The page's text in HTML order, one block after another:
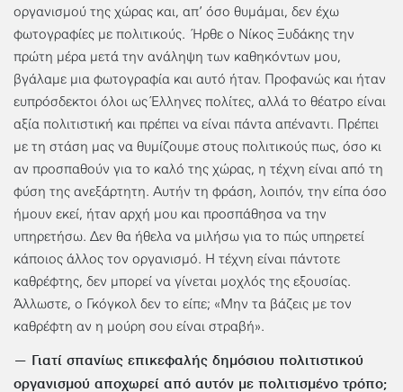
οργανισμού της χώρας και, απ’ όσο θυμάμαι, δεν έχω
φωτογραφίες με πολιτικούς. Ήρθε ο Νίκος Ξυδάκης την
πρώτη μέρα μετά την ανάληψη των καθηκόντων μου,
βγάλαμε μια φωτογραφία και αυτό ήταν. Προφανώς και ήταν
ευπρόσδεκτοι όλοι ως Έλληνες πολίτες, αλλά το θέατρο είναι
αξία πολιτιστική και πρέπει να είναι πάντα απέναντι. Πρέπει
με τη στάση μας να θυμίζουμε στους πολιτικούς πως, όσο κι
αν προσπαθούν για το καλό της χώρας, η τέχνη είναι από τη
φύση της ανεξάρτητη. Αυτήν τη φράση, λοιπόν, την είπα όσο
ήμουν εκεί, ήταν αρχή μου και προσπάθησα να την
υπηρετήσω. Δεν θα ήθελα να μιλήσω για το πώς υπηρετεί
κάποιος άλλος τον οργανισμό. Η τέχνη είναι πάντοτε
καθρέφτης, δεν μπορεί να γίνεται μοχλός της εξουσίας.
Άλλωστε, ο Γκόγκολ δεν το είπε; «Μην τα βάζεις με τον
καθρέφτη αν η μούρη σου είναι στραβή».
— Γιατί σπανίως επικεφαλής δημόσιου πολιτιστικού
οργανισμού αποχωρεί από αυτόν με πολιτισμένο τρόπο;